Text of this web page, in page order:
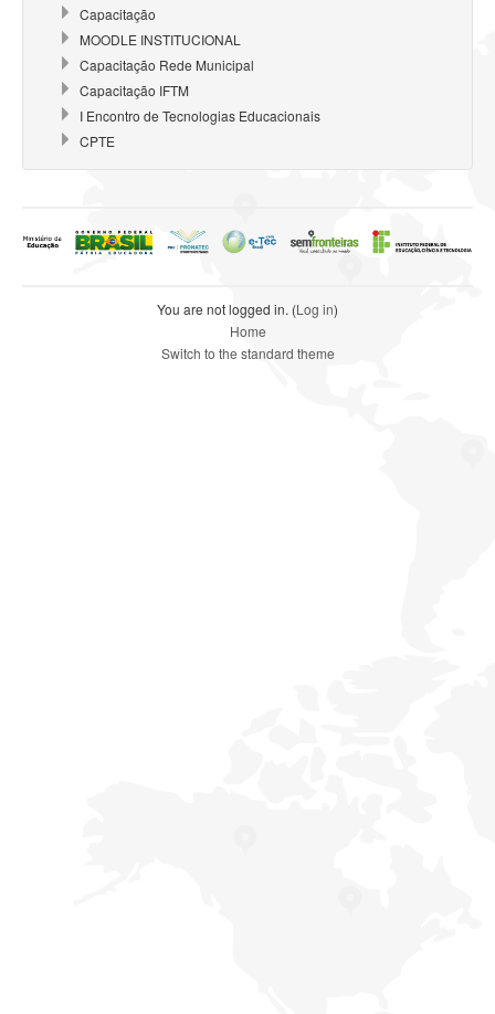
Capacitação
MOODLE INSTITUCIONAL
Capacitação Rede Municipal
Capacitação IFTM
I Encontro de Tecnologias Educacionais
CPTE
You are not logged in. (Log in)
Home
Switch to the standard theme